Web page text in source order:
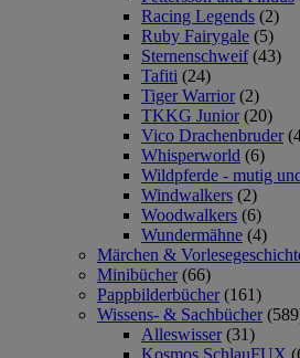
Racing Legends (2)
Ruby Fairygale (5)
Sternenschweif (43)
Tafiti (24)
Tiger Warrior (2)
TKKG Junior (20)
Vico Drachenbruder
Whisperworld (6)
Wildpferde - mutig
Windwalkers (2)
Woodwalkers (6)
Wundermähne (4)
Märchen &
Minibücher (66)
Pappbilderbücher (161)
Wissens- & Sachbücher
Alleswisser (31)
Kosmos SchlauFUX